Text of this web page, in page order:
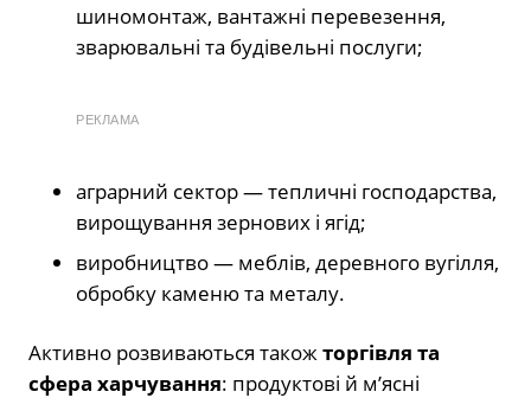
шиномонтаж, вантажні перевезення,
зварювальні та будівельні послуги;
РЕКЛАМА
аграрний сектор — тепличні господарства,
вирощування зернових і ягід;
виробництво — меблів, деревного вугілля,
обробку каменю та металу.
Активно розвиваються такожторгівля та
сфера харчування: продуктові й м’ясні